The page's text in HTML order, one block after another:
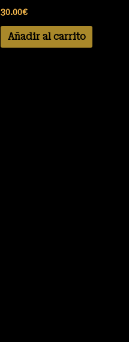
30.00€
Añadir al carrito